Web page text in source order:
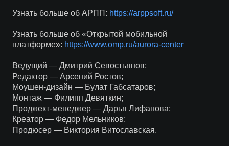
Узнать больше об АРПП: https://arppsoft.ru/
Узнать больше об «Открытой мобильной
платформе»: https://www.omp.ru/aurora-center
Ведущий — Дмитрий Севостьянов;
Редактор — Арсений Ростов;
Моушен-дизайн — Булат Габсатаров;
Монтаж — Филипп Девяткин;
Проджект-менеджер — Дарья Лифанова;
Креатор — Федор Мельников;
Продюсер — Виктория Витославская.